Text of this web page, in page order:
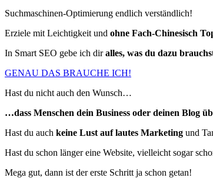
Suchmaschinen-Optimierung endlich verständlich!
Erziele mit Leichtigkeit und ohne Fach-Chinesisch
In Smart SEO gebe ich diralles, was du dazu
GENAU DAS BRAUCHE ICH!
Hast du nicht auch den Wunsch…
…dass Menschen dein Business oder deinen Blog
Hast du auch keine Lust auf lautes Marketing und
Hast du schon länger eine Website, vielleicht sogar
Mega gut, dann ist der erste Schritt ja schon getan!